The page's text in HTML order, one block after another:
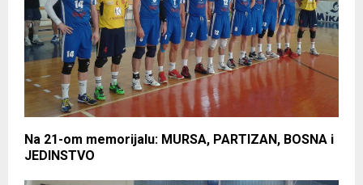
Na 21-om memorijalu: MURSA, PARTIZAN, BOSNA i
JEDINSTVO